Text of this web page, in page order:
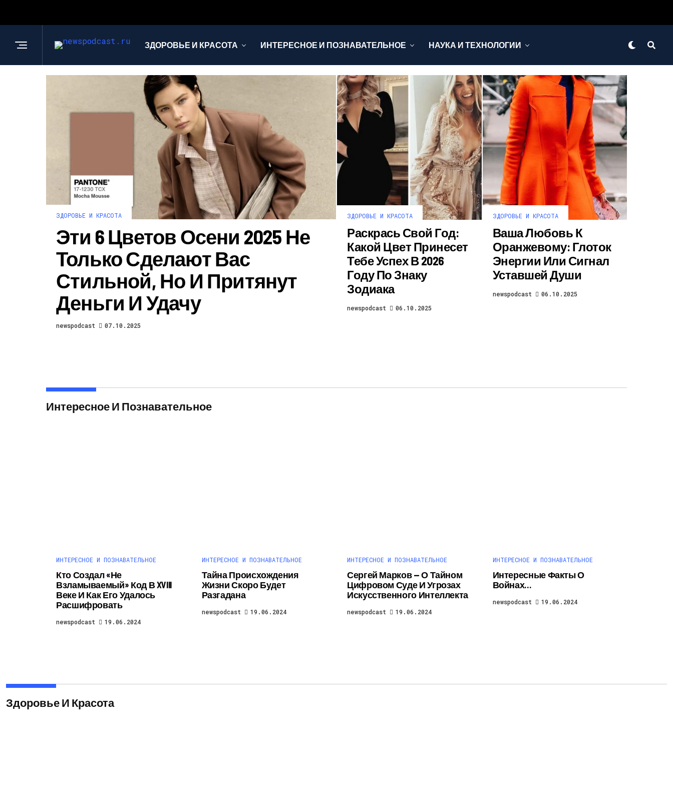
ЗДОРОВЬЕ И КРАСОТА ИНТЕРЕСНОЕ И ПОЗНАВАТЕЛЬНОЕ НАУКА И ТЕХНОЛОГИИ
ЗДОРОВЬЕ И КРАСОТА
Эти 6 Цветов Осени 2025 Не
Только Сделают Вас
Стильной, Но И Притянут
Деньги И Удачу
newspodcast 07.10.2025
ЗДОРОВЬЕ И КРАСОТА
Раскрась Свой Год:
Какой Цвет Принесет
Тебе Успех В 2026
Году По Знаку
Зодиака
newspodcast 06.10.2025
ЗДОРОВЬЕ И КРАСОТА
Ваша Любовь К
Оранжевому: Глоток
Энергии Или Сигнал
Уставшей Души
newspodcast 06.10.2025
Интересное И Познавательное
ИНТЕРЕСНОЕ И ПОЗНАВАТЕЛЬНОЕ
Кто Создал «не
Взламываемый» Код В XVIII
Веке И Как Его Удалось
Расшифровать
newspodcast 19.06.2024
ИНТЕРЕСНОЕ И ПОЗНАВАТЕЛЬНОЕ
Тайна Происхождения
Жизни Скоро Будет
Разгадана
newspodcast 19.06.2024
ИНТЕРЕСНОЕ И ПОЗНАВАТЕЛЬНОЕ
Сергей Марков — О Тайном
Цифровом Суде И Угрозах
Искусственного Интеллекта
newspodcast 19.06.2024
ИНТЕРЕСНОЕ И ПОЗНАВАТЕЛЬНОЕ
Интересные Факты О
Войнах…
newspodcast 19.06.2024
Здоровье И Красота